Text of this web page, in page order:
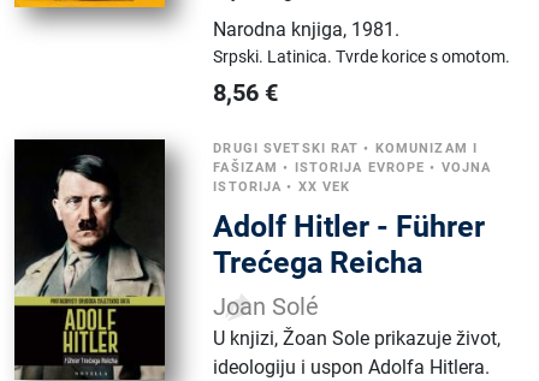
Narodna knjiga, 1981.
Srpski. Latinica.Tvrde korice s omotom.
8,56 €
DRUGI SVETSKI RAT •
KOMUNIZAM I
FAŠIZAM • ISTORIJA EVROPE • VOJNA
ISTORIJA • XX VEK
Adolf Hitler - Führer
Trećega Reicha
Joan Solé
U knjizi, Žoan Sole prikazuje život,
ideologiju i uspon Adolfa Hitlera.